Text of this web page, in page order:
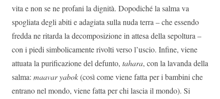
vita e non se ne profani la dignità. Dopodiché la salma va
spogliata degli abiti e adagiata sulla nuda terra – che essendo
fredda ne ritarda la decomposizione in attesa della sepoltura –
con i piedi simbolicamente rivolti verso l’uscio. Infine, viene
attuata la purificazione del defunto, tahara, con la lavanda della
salma: maavar yabok(così come viene fatta per i bambini che
entrano nel mondo, viene fatta per chi lascia il mondo). Si